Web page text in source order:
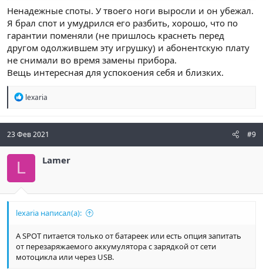
более высокой независимой автономности. Заряд держит
долго, места занимает мало. А навигатор может разрядиться,
и тп
Ненадежные споты. У твоего ноги выросли и он убежал.
Я брал спот и умудрился его разбить, хорошо, что по
гарантии поменяли (не пришлось краснеть перед
другом одолжившем эту игрушку) и абонентскую плату
не снимали во время замены прибора.
Вещь интересная для успокоения себя и близких.
Р
к
ц
и
lexaria
23 Фев 2021 #9
L Lamer
lexaria написал(а):
А SPOT питается только от батареек или есть опция запитать
от перезаряжаемого аккумулятора с зарядкой от сети
мотоцикла или через USB.